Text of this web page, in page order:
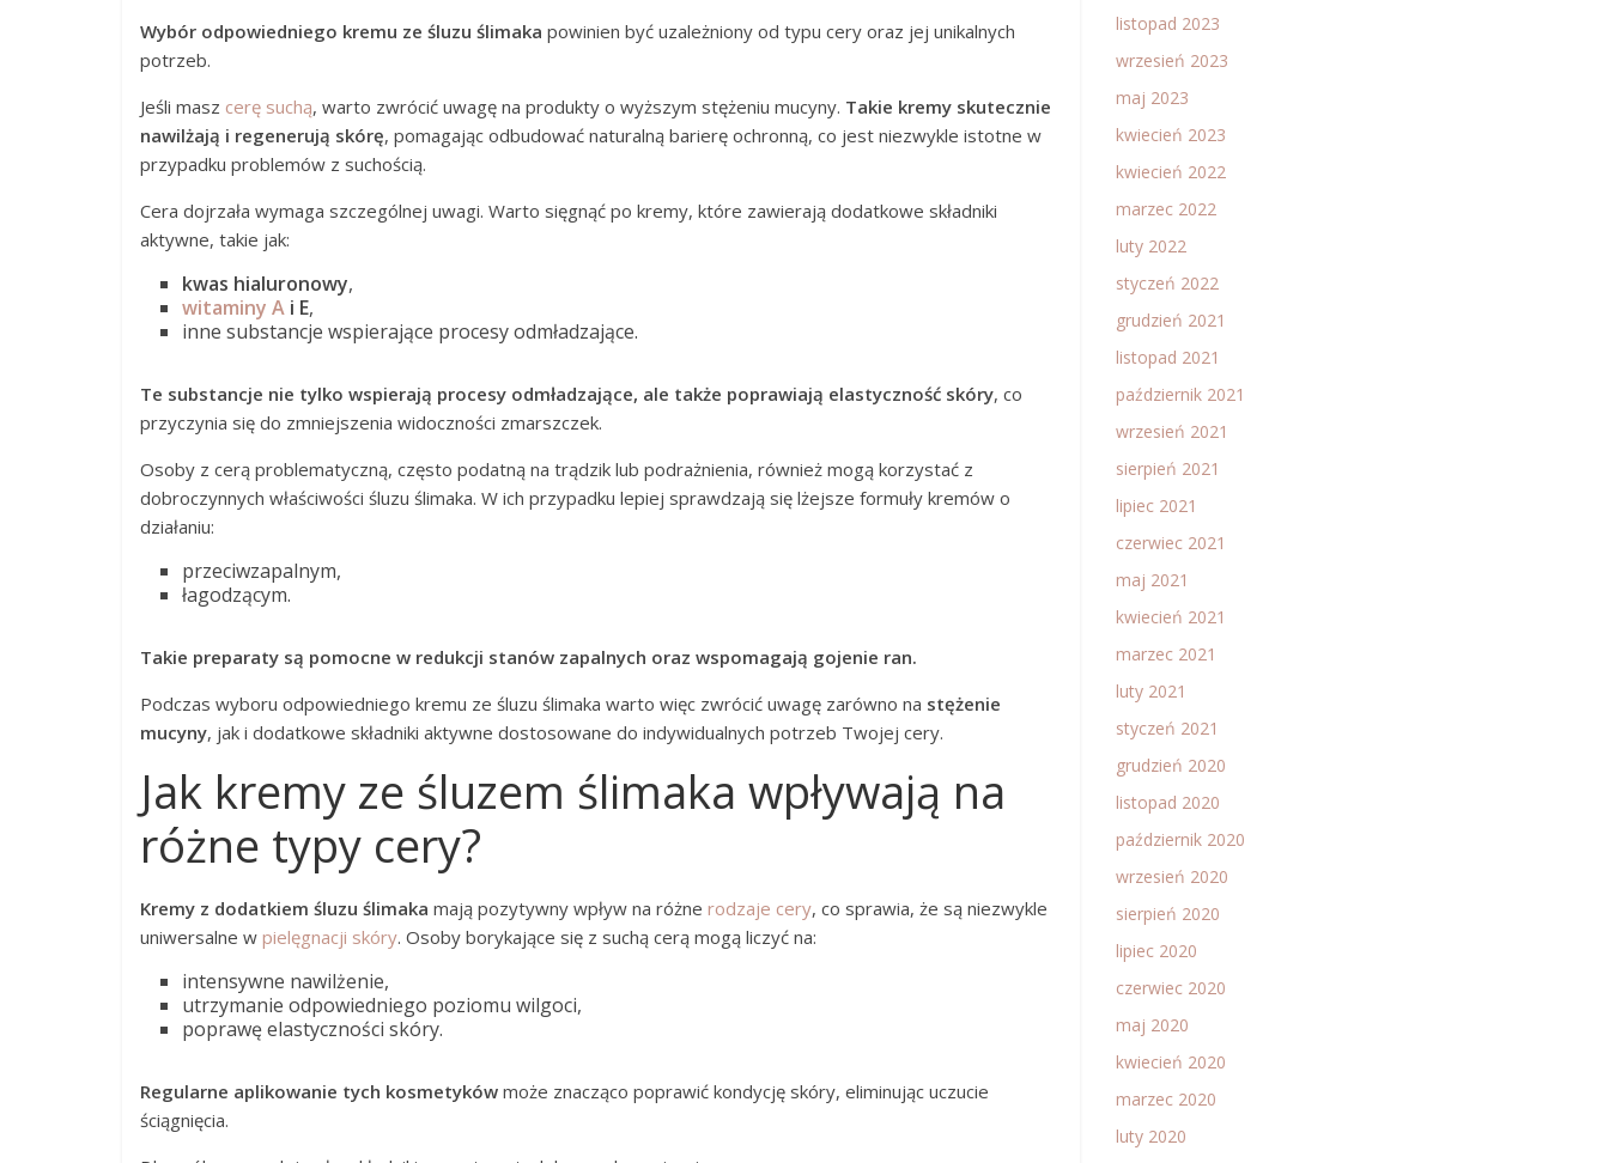
Wybór odpowiedniego kremu ze śluzu ślimaka powinien być uzależniony od typu cery oraz jej unikalnych
potrzeb.
Jeśli masz cerę suchą, warto zwrócić uwagę na produkty o wyższym stężeniu mucyny. Takie kremy skutecznie
nawilżają i regenerują skórę, pomagając odbudować naturalną barierę ochronną, co jest niezwykle istotne w
przypadku problemów z suchością.
Cera dojrzała wymaga szczególnej uwagi. Warto sięgnąć po kremy, które zawierają dodatkowe składniki
aktywne, takie jak:
kwas hialuronowy,
witaminy A i E,
inne substancje wspierające procesy odmładzające.
Te substancje nie tylko wspierają procesy odmładzające, ale także poprawiają elastyczność skóry, co
przyczynia się do zmniejszenia widoczności zmarszczek.
Osoby z cerą problematyczną, często podatną na trądzik lub podrażnienia, również mogą korzystać z
dobroczynnych właściwości śluzu ślimaka. W ich przypadku lepiej sprawdzają się lżejsze formuły kremów o
działaniu:
przeciwzapalnym,
łagodzącym.
Takie preparaty są pomocne w redukcji stanów zapalnych oraz wspomagają gojenie ran.
Podczas wyboru odpowiedniego kremu ze śluzu ślimaka warto więc zwrócić uwagę zarówno na stężenie
mucyny, jak i dodatkowe składniki aktywne dostosowane do indywidualnych potrzeb Twojej cery.
Jak kremy ze śluzem ślimaka wpływają na
różne typy cery?
Kremy z dodatkiem śluzu ślimaka mają pozytywny wpływ na różne rodzaje cery, co sprawia, że są niezwykle
uniwersalne w pielęgnacji skóry. Osoby borykające się z suchą cerą mogą liczyć na:
intensywne nawilżenie,
utrzymanie odpowiedniego poziomu wilgoci,
poprawę elastyczności skóry.
Regularne aplikowanie tych kosmetyków może znacząco poprawić kondycję skóry, eliminując uczucie
ściągnięcia.
listopad 2023
wrzesień 2023
maj 2023
kwiecień 2023
kwiecień 2022
marzec 2022
luty 2022
styczeń 2022
grudzień 2021
listopad 2021
październik 2021
wrzesień 2021
sierpień 2021
lipiec 2021
czerwiec 2021
maj 2021
kwiecień 2021
marzec 2021
luty 2021
styczeń 2021
grudzień 2020
listopad 2020
październik 2020
wrzesień 2020
sierpień 2020
lipiec 2020
czerwiec 2020
maj 2020
kwiecień 2020
marzec 2020
luty 2020